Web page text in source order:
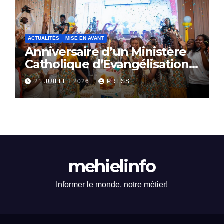
ACTUALITÉS MISE EN AVANT
Anniversaire d’un Ministère
Catholique d’Evangélisation:
Le SACERDOCE ROYAL
célèbre ses 16 ans
d’existence
21 JUILLET 2026 PRESS
mehielinfo
Informer le monde, notre métier!